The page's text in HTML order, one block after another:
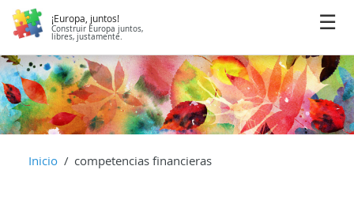
¡Europa, juntos!
Construir Europa juntos,
libres, justamente.
Inicio competencias financieras